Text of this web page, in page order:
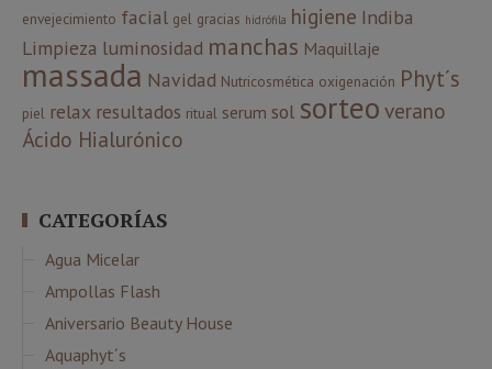
envejecimiento facial gel gracias hidrófila higiene Indiba
Limpieza luminosidad manchas Maquillaje
massada Navidad Nutricosmética oxigenación Phyt´s
piel relax resultados ritual serum sol sorteo verano
Ácido Hialurónico
CATEGORÍAS
Agua Micelar
Ampollas Flash
Aniversario Beauty House
Aquaphyt´s